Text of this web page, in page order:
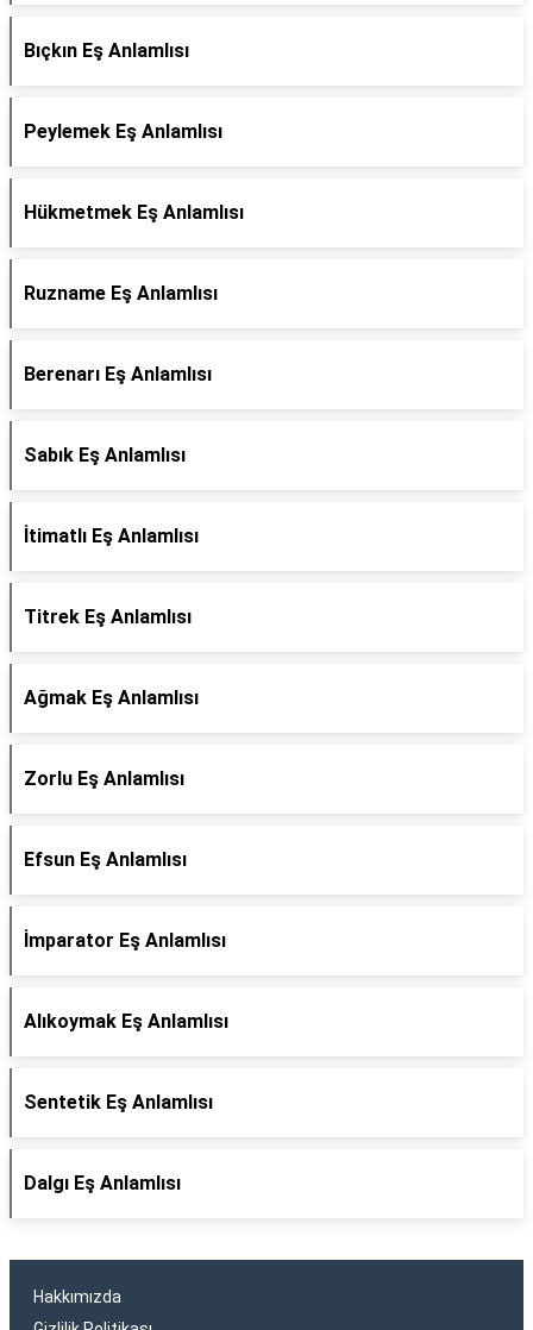
Bıçkın Eş Anlamlısı
Peylemek Eş Anlamlısı
Hükmetmek Eş Anlamlısı
Ruzname Eş Anlamlısı
Berenarı Eş Anlamlısı
Sabık Eş Anlamlısı
İtimatlı Eş Anlamlısı
Titrek Eş Anlamlısı
Ağmak Eş Anlamlısı
Zorlu Eş Anlamlısı
Efsun Eş Anlamlısı
İmparator Eş Anlamlısı
Alıkoymak Eş Anlamlısı
Sentetik Eş Anlamlısı
Dalgı Eş Anlamlısı
Hakkımızda